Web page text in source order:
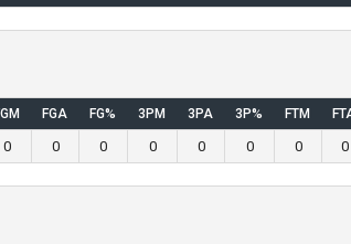
FGA FG% 3PM 3PA 3P% FTM
0 0 0 0 0 0 0 0